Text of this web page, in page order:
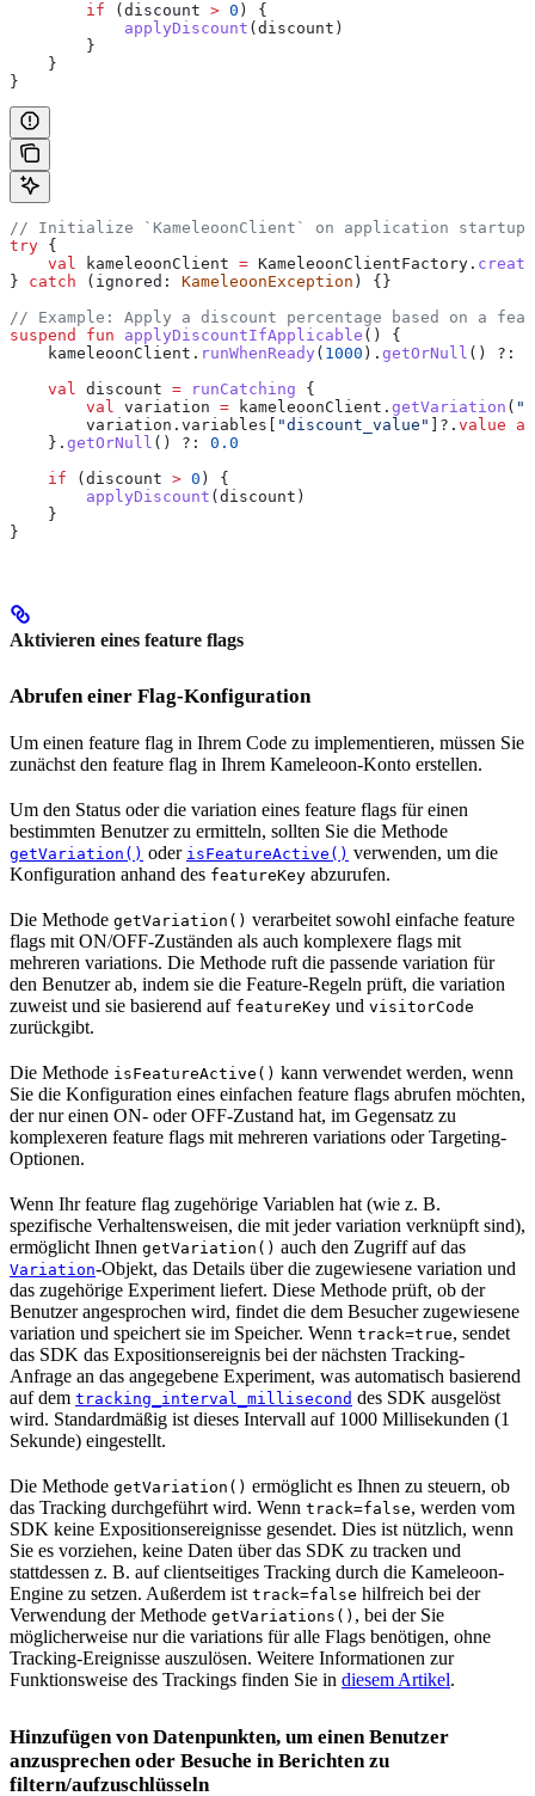
        if
(discount > 0 ) {
            applyDiscount
(discount)
        }
    }
}
// Initialize `KameleoonClient` on application
try {
    val
kameleoonClient = KameleoonClientFactory. create
} catch (ignored: KameleoonException ) {}
// Example: Apply a discount percentage based on a
suspend
fun applyDiscountIfApplicable () {
    kameleoonClient.
runWhenReady ( 1000 ). getOrNull () ?:
    val
discount = runCatching {
        val
variation = kameleoonClient. getVariation (
        variation.variables[
"discount_value" ]?. value as
    }.
getOrNull () ?: 0.0
    if
(discount > 0 ) {
        applyDiscount
(discount)
    }
}
Aktivieren eines feature flags
Abrufen einer Flag-Konfiguration
Um einen feature flag in Ihrem Code zu implementieren, müssen Sie
zunächst den feature flag in Ihrem Kameleoon-Konto erstellen.
Um den Status oder die variation eines feature flags für einen
bestimmten Benutzer zu ermitteln, sollten Sie die Methode
getVariation() oder isFeatureActive() verwenden, um die
Konfiguration anhand des featureKey abzurufen.
Die Methode getVariation() verarbeitet sowohl einfache feature
flags mit ON/OFF-Zuständen als auch komplexere flags mit
mehreren variations. Die Methode ruft die passende variation für
den Benutzer ab, indem sie die Feature-Regeln prüft, die variation
zuweist und sie basierend auf featureKey und visitorCode
zurückgibt.
Die Methode isFeatureActive() kann verwendet werden, wenn
Sie die Konfiguration eines einfachen feature flags abrufen möchten,
der nur einen ON- oder OFF-Zustand hat, im Gegensatz zu
komplexeren feature flags mit mehreren variations oder Targeting-
Optionen.
Wenn Ihr feature flag zugehörige Variablen hat (wie z. B.
spezifische Verhaltensweisen, die mit jeder variation verknüpft sind),
ermöglicht Ihnen getVariation() auch den Zugriff auf das
Variation-Objekt, das Details über die zugewiesene variation und
das zugehörige Experiment liefert. Diese Methode prüft, ob der
Benutzer angesprochen wird, findet die dem Besucher zugewiesene
variation und speichert sie im Speicher. Wenn track=true, sendet
das SDK das Expositionsereignis bei der nächsten Tracking-
Anfrage an das angegebene Experiment, was automatisch basierend
auf dem tracking_interval_millisecond des SDK ausgelöst
wird. Standardmäßig ist dieses Intervall auf 1000 Millisekunden (1
Sekunde) eingestellt.
Die Methode getVariation() ermöglicht es Ihnen zu steuern, ob
das Tracking durchgeführt wird. Wenn track=false, werden vom
SDK keine Expositionsereignisse gesendet. Dies ist nützlich, wenn
Sie es vorziehen, keine Daten über das SDK zu tracken und
stattdessen z. B. auf clientseitiges Tracking durch die Kameleoon-
Engine zu setzen. Außerdem ist track=false hilfreich bei der
Verwendung der Methode getVariations() , bei der Sie
möglicherweise nur die variations für alle Flags benötigen, ohne
Tracking-Ereignisse auszulösen. Weitere Informationen zur
Funktionsweise des Trackings finden Sie in diesem Artikel.
Hinzufügen von Datenpunkten, um einen Benutzer
anzusprechen oder Besuche in Berichten zu
filtern/aufzuschlüsseln